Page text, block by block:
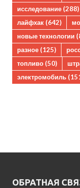
исследование (288)
лайфхак (642)
новые технологии
разное (125)
топливо (50)
электромобиль
ОБРАТНАЯ